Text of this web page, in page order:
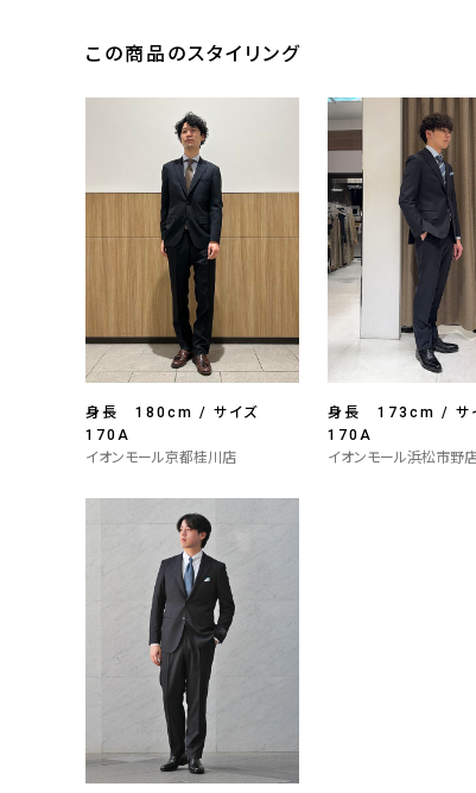
この商品のスタイリング
身長 180cm / サイズ
170A
イオンモール京都桂川店
身長 173cm / サ
170A
イオンモール浜松市野